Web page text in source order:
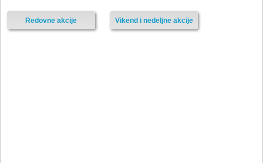
Vikend i nedeljne akcije
Redovne akcije